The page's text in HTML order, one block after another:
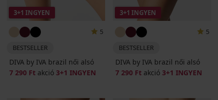
3+1 INGYEN
5
BESTSELLER
DIVA by IVA brazil női alsó
7 290 Ft akció 3+1 INGYEN
3+1 INGYEN
5
BESTSELLER
DIVA by IVA brazil női alsó
7 290 Ft akció 3+1 INGYEN